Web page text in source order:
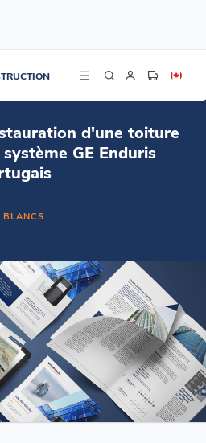
toiture métallique avec le système GE
d'une toiture
GE Enduris
BLANCS